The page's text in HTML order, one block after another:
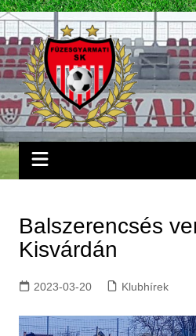
Skip
to
content
Balszerencsés
Kisvárdán
2023-03-20 Klubhírek